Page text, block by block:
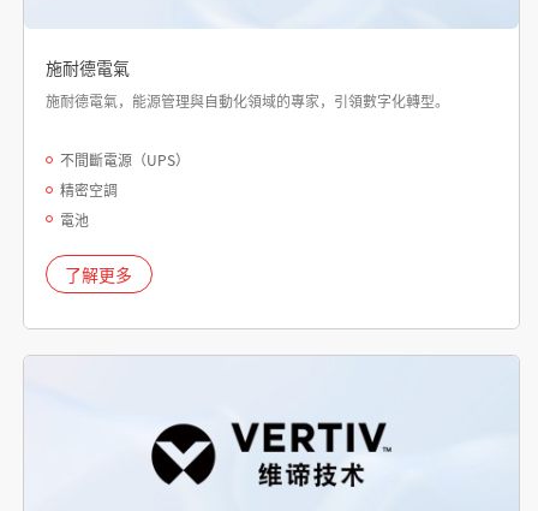
施耐德電氣
施耐德電氣，能源管理與自動化領域的專家，引領數字化轉型。
不間斷電源（UPS）
精密空調
電池
了解更多